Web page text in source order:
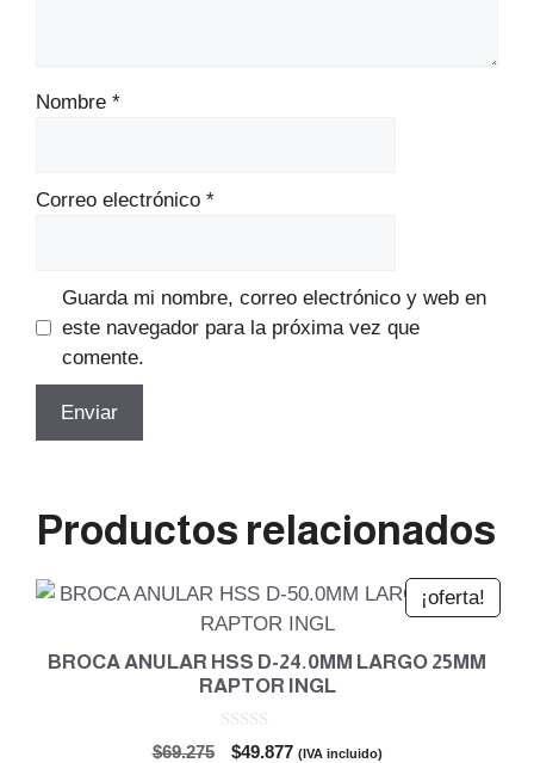
Nombre *
Correo electrónico *
Guarda mi nombre, correo electrónico y web en
este navegador para la próxima vez que
comente.
Productos relacionados
¡oferta!
BROCA ANULAR HSS D-24.0MM LARGO 25MM
RAPTOR INGL
$69.275
El
$49.877El(IVA incluido)